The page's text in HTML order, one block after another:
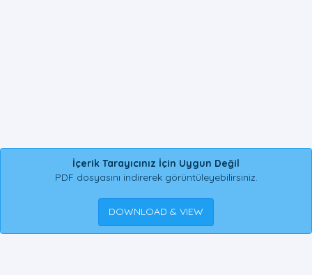
İçerik Tarayıcınız İçin Uygun Değil
PDF dosyasını indirerek görüntüleyebilirsiniz.
DOWNLOAD & VIEW